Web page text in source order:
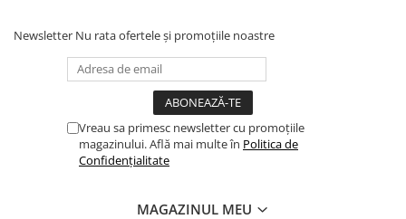
Newsletter Nu rata ofertele și promoțiile noastre
Vreau sa primesc newsletter cu promoțiile
magazinului. Află mai multe în Politica de
Confidențialitate
MAGAZINUL MEU